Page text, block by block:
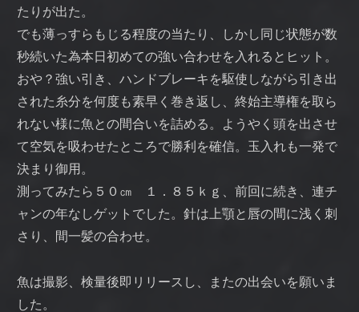
たりが出た。
でも薄っすらもじる程度の当たり、しかし同じ状態が数
秒続いた為本日初めての強い合わせを入れるとヒット。
おや？強い引き、ハンドブレーキを駆使しながら引き出
された糸分を何度も素早く巻き返し、終始主導権を取ら
れない様に魚との間合いを詰める。ようやく頭を出させ
て空気を吸わせたところで勝利を確信。玉入れも一発で
決まり御用。
測ってみたら５０㎝ １．８５ｋｇ、前回に続き、連チ
ャンの年なしゲットでした。針は上顎と唇の間に浅く刺
さり、間一髪の合わせ。
魚は撮影、検量後即リリースし、またの出会いを願いま
した。